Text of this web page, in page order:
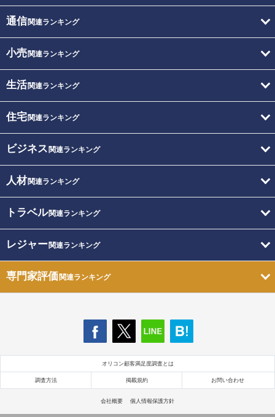
通信関連ランキング
小売関連ランキング
生活関連ランキング
住宅関連ランキング
ビジネス 関連ランキング
人材関連ランキング
トラベル関連ランキング
レジャー関連ランキング
専門家評価関連ランキング
オリコン顧客満足度調査とは
調査方法 掲載規約 お問い合わせ
会社概要 個人情報保護方針